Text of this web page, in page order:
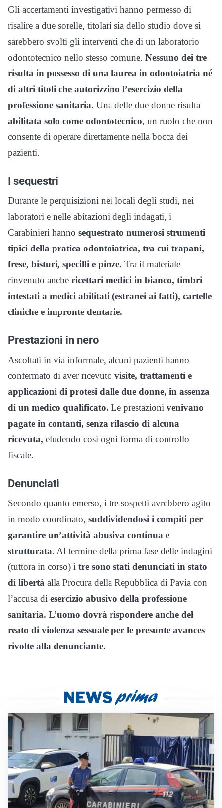
Gli accertamenti investigativi hanno permesso di
risalire a due sorelle, titolari sia dello studio dove si
sarebbero svolti gli interventi che di un laboratorio
odontotecnico nello stesso comune. Nessuno dei tre
risulta in possesso di una laurea in odontoiatria né
di altri titoli che autorizzino l’esercizio della
professione sanitaria. Una delle due donne risulta
abilitata solo come odontotecnico, un ruolo che non
consente di operare direttamente nella bocca dei
pazienti.
I sequestri
Durante le perquisizioni nei locali degli studi, nei
laboratori e nelle abitazioni degli indagati, i
Carabinieri hanno sequestrato numerosi strumenti
tipici della pratica odontoiatrica, tra cui trapani,
frese, bisturi, specilli e pinze. Tra il materiale
rinvenuto anche ricettari medici in bianco, timbri
intestati a medici abilitati (estranei ai fatti), cartelle
cliniche e impronte dentarie.
Prestazioni in nero
Ascoltati in via informale, alcuni pazienti hanno
confermato di aver ricevuto visite, trattamenti e
applicazioni di protesi dalle due donne, in assenza
di un medico qualificato. Le prestazioni venivano
pagate in contanti, senza rilascio di alcuna
ricevuta, eludendo così ogni forma di controllo
fiscale.
Denunciati
Secondo quanto emerso, i tre sospetti avrebbero agito
in modo coordinato, suddividendosi i compiti per
garantire un’attività abusiva continua e
strutturata. Al termine della prima fase delle indagini
(tuttora in corso) i tre sono stati denunciati in stato
di libertà alla Procura della Repubblica di Pavia con
l’accusa di esercizio abusivo della professione
sanitaria. L’uomo dovrà rispondere anche del
reato di violenza sessuale per le presunte avances
rivolte alla denunciante.